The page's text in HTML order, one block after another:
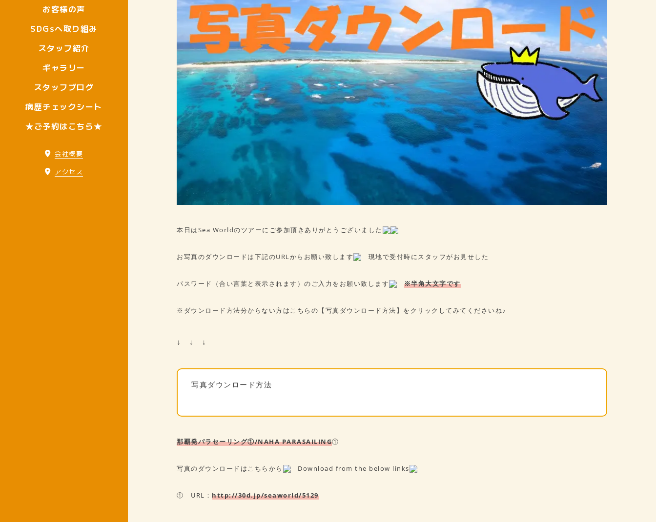
お客様の声
SDGsへ取り組み
スタッフ紹介
ギャラリー
スタッフブログ
病歴チェックシート
★ご予約はこちら★
会社概要
アクセス
本日はSea Worldのツアーにご参加頂きありがとうございました
お写真のダウンロードは下記のURLからお願い致します 現地で受付時にスタッフがお見せした
パスワード（合い言葉と表示されます）のご入力をお願い致します ※半角大文字です
※ダウンロード方法分からない方はこちらの【写真ダウンロード方法】をクリックしてみてくださいね♪
↓ ↓ ↓
写真ダウンロード方法
那覇発パラセーリング①/NAHA PARASAILING①
写真のダウンロードはこちらから Download from the below links
① URL： http://30d.jp/seaworld/5129